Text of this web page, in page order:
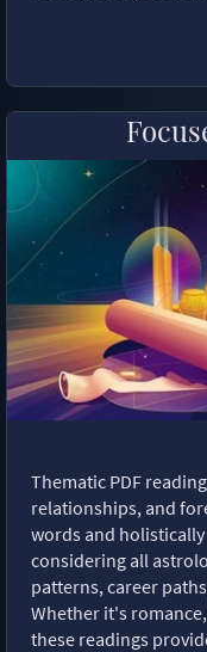
Thematic PDF
relationships, and
words and
considering all
patterns, career
Whether it's
these readings